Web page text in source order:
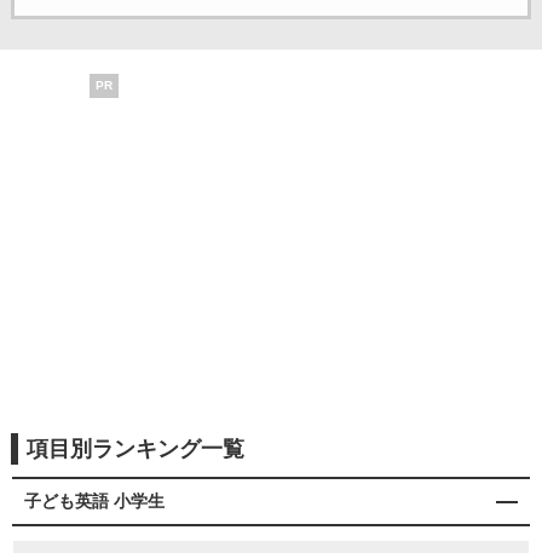
PR
項目別ランキング一覧
子ども英語 小学生